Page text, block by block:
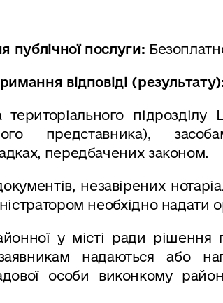
публічної послуги:
відповіді
підрозділу
представника),
передбачених законом.
незавірених
необхідно надати
у місті ради рішення
надаються або
особи виконкому